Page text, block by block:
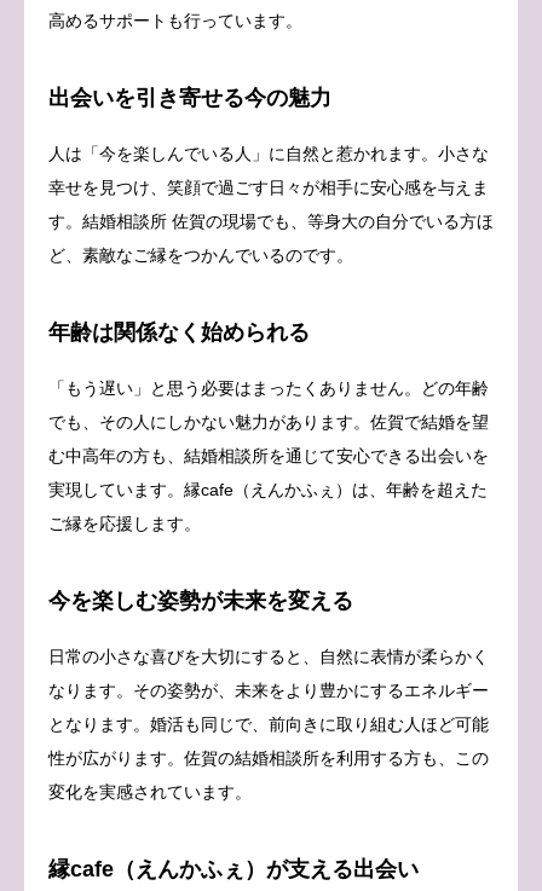
高めるサポートも行っています。
出会いを引き寄せる今の魅力
人は「今を楽しんでいる人」に自然と惹かれます。小さな
幸せを見つけ、笑顔で過ごす日々が相手に安心感を与えま
す。結婚相談所 佐賀の現場でも、等身大の自分でいる方ほ
ど、素敵なご縁をつかんでいるのです。
年齢は関係なく始められる
「もう遅い」と思う必要はまったくありません。どの年齢
でも、その人にしかない魅力があります。佐賀で結婚を望
む中高年の方も、結婚相談所を通じて安心できる出会いを
実現しています。縁cafe（えんかふぇ）は、年齢を超えた
ご縁を応援します。
今を楽しむ姿勢が未来を変える
日常の小さな喜びを大切にすると、自然に表情が柔らかく
なります。その姿勢が、未来をより豊かにするエネルギー
となります。婚活も同じで、前向きに取り組む人ほど可能
性が広がります。佐賀の結婚相談所を利用する方も、この
変化を実感されています。
縁cafe（えんかふぇ）が支える出会い